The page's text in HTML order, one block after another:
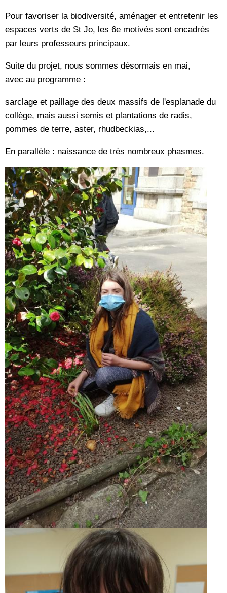
Pour favoriser la biodiversité, aménager et entretenir les
espaces verts de St Jo, les 6e motivés sont encadrés
par leurs professeurs principaux.
Suite du projet, nous sommes désormais en mai,
avec au programme :
sarclage et paillage des deux massifs de l'esplanade du
collège, mais aussi semis et plantations de radis,
pommes de terre, aster, rhudbeckias,...
En parallèle : naissance de très nombreux phasmes.